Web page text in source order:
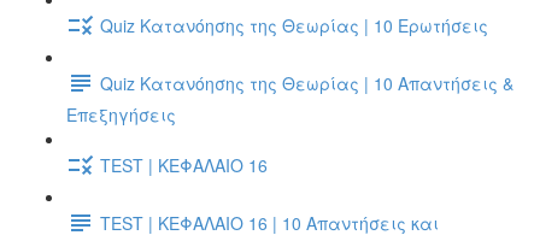
Quiz Κατανόησης της Θεωρίας | 10 Ερωτήσεις
Quiz Κατανόησης της Θεωρίας | 10 Απαντήσεις &
Επεξηγήσεις
TEST | ΚΕΦΑΛΑΙΟ 16
TEST | ΚΕΦΑΛΑΙΟ 16 | 10 Απαντήσεις και